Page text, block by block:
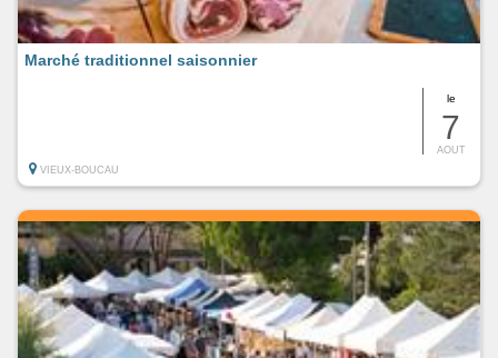
le
7
AOUT
Marché traditionnel saisonnier
VIEUX-BOUCAU